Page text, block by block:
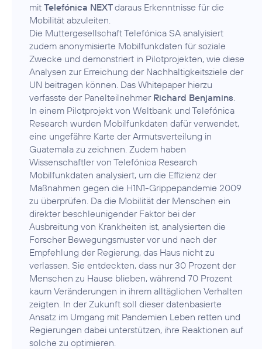
mit Telefónica NEXTdaraus Erkenntnisse für die
Mobilität abzuleiten.
Die Muttergesellschaft Telefónica SA analyisiert
zudem anonymisierte Mobilfunkdaten für soziale
Zwecke und demonstriert in Pilotprojekten, wie diese
Analysen zur Erreichung der Nachhaltigkeitsziele der
UN beitragen können. Das Whitepaper hierzu
verfasste der Panelteilnehmer Richard Benjamins
In einem Pilotprojekt von Weltbank und Telefónica
Research wurden Mobilfunkdaten dafür verwendet,
eine ungefähre Karte der Armutsverteilung in
Guatemala zu zeichnen. Zudem haben
Wissenschaftler von Telefónica Research
Mobilfunkdaten analysiert, um die Effizienz der
Maßnahmen gegen die H1N1-Grippepandemie 2009
zu überprüfen. Da die Mobilität der Menschen ein
direkter beschleunigender Faktor bei der
Ausbreitung von Krankheiten ist, analysierten die
Forscher Bewegungsmuster vor und nach der
Empfehlung der Regierung, das Haus nicht zu
verlassen. Sie entdeckten, dass nur 30 Prozent der
Menschen zu Hause blieben, während 70 Prozent
kaum Veränderungen in ihrem alltäglichen Verhalten
zeigten. In der Zukunft soll dieser datenbasierte
Ansatz im Umgang mit Pandemien Leben retten und
Regierungen dabei unterstützen, ihre Reaktionen auf
solche zu optimieren.